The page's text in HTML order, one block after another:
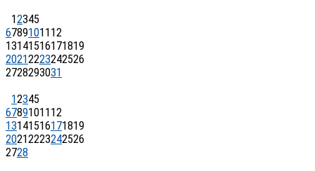
12345
6789101112
13141516171819
20212223242526
2728293031
12345
6789101112
13141516171819
20212223242526
2728